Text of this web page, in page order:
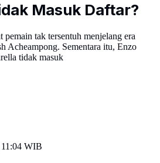
Masuk Daftar?
pemain tak tersentuh menjelang era
Acheampong. Sementara itu, Enzo
tidak masuk
WIB